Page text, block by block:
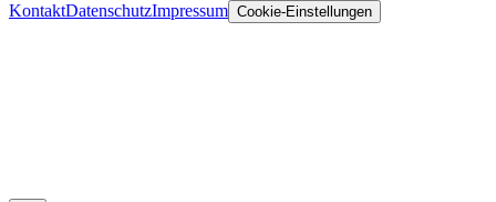
KontaktDatenschutzImpressum Cookie-Einstellungen